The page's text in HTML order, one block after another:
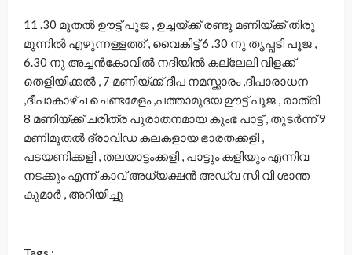
11 .30 മുതല്‍ ഊട്ട് പൂജ , ഉച്ചയ്ക്ക് രണ്ടു മണിയ്ക്ക് തിരു
മുന്നില്‍ എഴുന്നള്ളത്ത്‌ , വൈകിട്ട് 6 .30 നു തൃപ്പടി പൂജ ,
6.30 നു അച്ചന്‍കോവില്‍ നദിയില്‍ കല്ലേലി വിളക്ക്
തെളിയിക്കല്‍ , 7 മണിയ്ക്ക് ദീപ നമസ്ക്കാരം ,ദീപാരാധന
,ദീപാകാഴ്ച ചെണ്ടമേളം ,പത്താമുദയ ഊട്ട് പൂജ , രാത്രി
8 മണിയ്ക്ക് ചരിത്ര പുരാതനമായ കുംഭ പാട്ട് , തുടര്‍ന്ന് 9
മണിമുതല്‍ ദ്രാവിഡ കലകളായ ഭാരതക്കളി ,
പടയണിക്കളി , തലയാട്ടംക്കളി , പാട്ടും കളിയും എന്നിവ
നടക്കും എന്ന് കാവ് അധ്യക്ഷന്‍ അഡ്വ സി വി ശാന്ത
കുമാര്‍ , അറിയിച്ചു